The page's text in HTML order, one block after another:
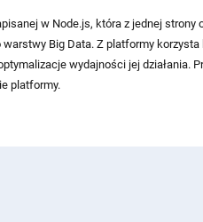
w Node.js, która z jednej strony
warstwy Big Data. Z platformy
wydajności jej działania.
platformy.